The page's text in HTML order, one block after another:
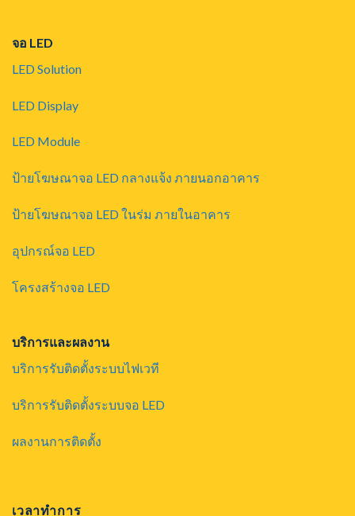
จอ LED
LED Solution
LED Display
LED Module
ป้ายโฆษณาจอ LED กลางแจ้ง ภายนอกอาคาร
ป้ายโฆษณาจอ LED ในร่ม ภายในอาคาร
อุปกรณ์จอ LED
โครงสร้างจอ LED
บริการและผลงาน
บริการรับติดตั้งระบบไฟเวที
บริการรับติดตั้งระบบจอ LED
ผลงานการติดตั้ง
เวลาทำการ